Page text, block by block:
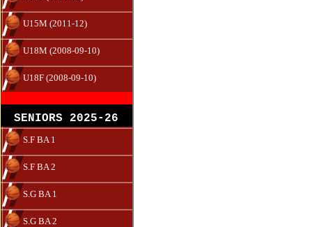
U15M (2011-12)
U18M (2008-09-10)
U18F (2008-09-10)
SENIORS 2025-26
S.F BA 1
S.F BA 2
S.G BA 1
S.G BA 2